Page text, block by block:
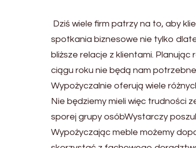
Dziś wiele firm patrzy na to, aby
spotkania biznesowe nie tylko
bliższe relacje z klientami.
ciągu roku nie będą nam
Wypożyczalnie oferują wiele
Nie będziemy mieli więc trudności
sporej grupy osóbWystarczy
Wypożyczając meble możemy